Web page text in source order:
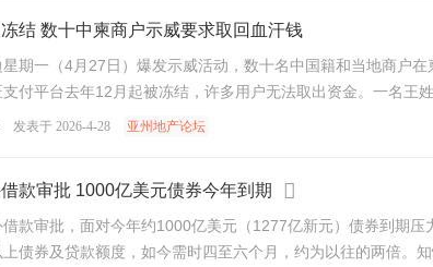
结 数十中柬商户示威要求取回血汗钱
期一（4月27日）爆发示威活动，数十名中国籍和当地商户
付平台去年12月起被冻结，许多用户无法取出资金。一名
发表于 2026-4-28 亚州地产论坛
款审批 1000亿美元债券今年到期
款审批，面对今年约1000亿美元（1277亿新元）债券到期